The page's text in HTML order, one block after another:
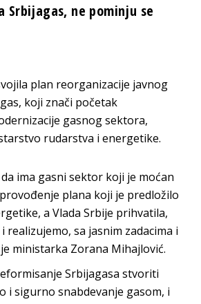
Srbijagas, ne pominju se
plan reorganizacije javnog
koji znači početak
gasnog sektora,
rudarstva i energetike.
ima gasni sektor koji je moćan
plana koji je predložilo
a Vlada Srbije prihvatila,
realizujemo, sa jasnim zadacima i
ministarka Zorana Mihajlović.
Srbijagasa stvoriti
i sigurno snabdevanje gasom, i